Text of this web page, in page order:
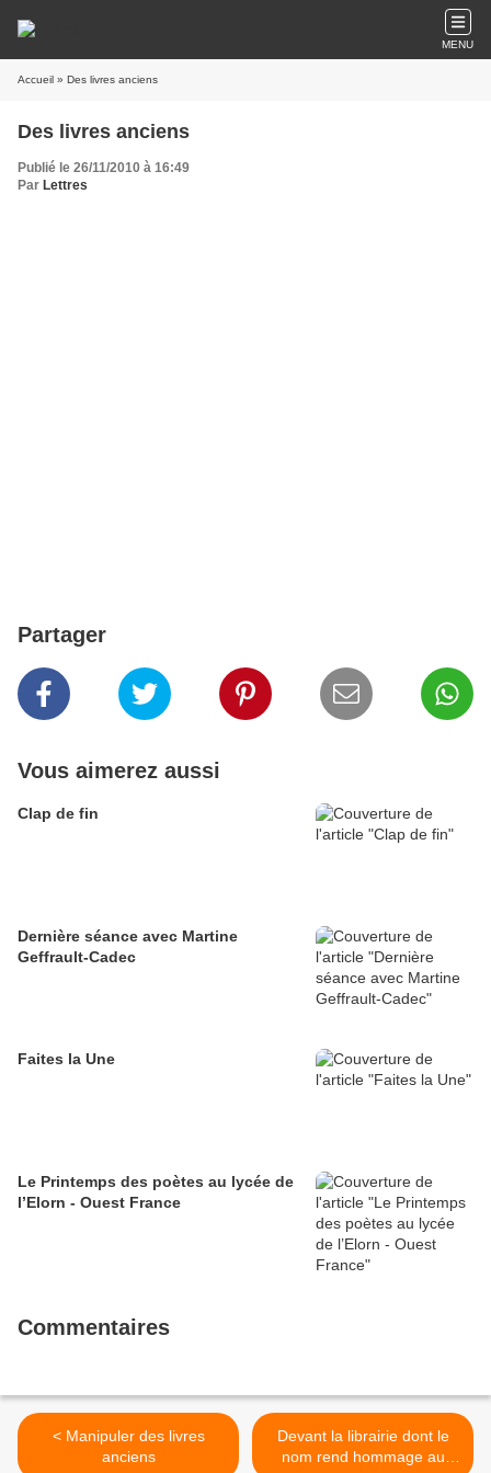
MENU
Accueil » Des livres anciens
Des livres anciens
Publié le 26/11/2010 à 16:49
Par Lettres
Partager
Vous aimerez aussi
Clap de fin
Dernière séance avec Martine
Geffrault-Cadec
Faites la Une
Le Printemps des poètes au lycée de
l’Elorn - Ouest France
Commentaires
< Manipuler des livres
anciens
Devant la librairie dont le
nom rend hommage au